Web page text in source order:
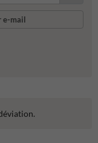
e-mail